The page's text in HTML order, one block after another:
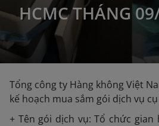
HCMC THÁNG
Tổng công ty Hàng không Việt
kế hoạch mua sắm gói dịch vụ
+ Tên gói dịch vụ: Tổ chức gian